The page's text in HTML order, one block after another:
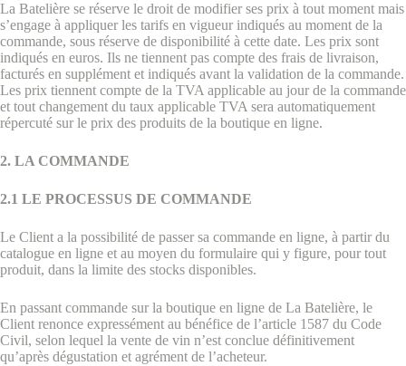
La Batelière se réserve le droit de modifier ses prix à tout moment mais
s’engage à appliquer les tarifs en vigueur indiqués au moment de la
commande, sous réserve de disponibilité à cette date. Les prix sont
indiqués en euros. Ils ne tiennent pas compte des frais de livraison,
facturés en supplément et indiqués avant la validation de la commande.
Les prix tiennent compte de la TVA applicable au jour de la commande
et tout changement du taux applicable TVA sera automatiquement
répercuté sur le prix des produits de la boutique en ligne.
2. LA COMMANDE
2.1 LE PROCESSUS DE COMMANDE
Le Client a la possibilité de passer sa commande en ligne, à partir du
catalogue en ligne et au moyen du formulaire qui y figure, pour tout
produit, dans la limite des stocks disponibles.
En passant commande sur la boutique en ligne de La Batelière, le
Client renonce expressément au bénéfice de l’article 1587 du Code
Civil, selon lequel la vente de vin n’est conclue définitivement
qu’après dégustation et agrément de l’acheteur.